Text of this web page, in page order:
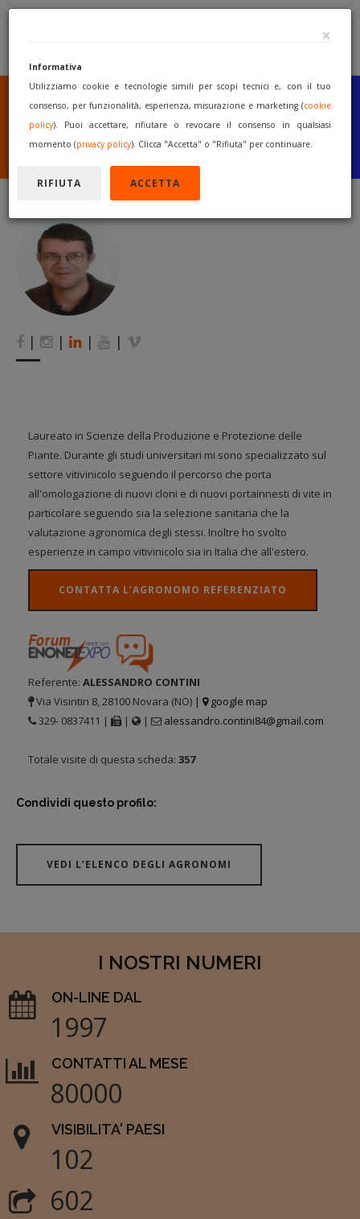
SEI UN COSTRUTTORE
O UN RIVENDITORE?
PUBBLICA GRATUITAMENTE
I TUOI MACCHINARI
INIZIA A VENDERE
| | | |
Laureato in Scienze della Produzione e Protezione delle
Piante. Durante gli studi universitari mi sono specializzato sul
settore vitivinicolo seguendo il percorso che porta
all'omologazione di nuovi cloni e di nuovi portainnesti di vite in
particolare seguendo sia la selezione sanitaria che la
valutazione agronomica degli stessi. Inoltre ho svolto
esperienze in campo vitivinicolo sia in Italia che all'estero.
CONTATTA L’AGRONOMO REFERENZIATO
Referente: ALESSANDRO CONTINI
Via Visintin 8, 28100 Novara (NO) |
google map
329- 0837411 |
| | alessandro.contini84@gmail.com
Totale visite di questa scheda: 357
Condividi questo profilo:
VEDI L’ELENCO DEGLI AGRONOMI
×
Informativa
Utilizziamo cookie e tecnologie simili per scopi tecnici e, con il tuo
consenso, per funzionalità, esperienza, misurazione e marketing (cookie
policy). Puoi accettare, rifiutare o revocare il consenso in qualsiasi
momento (privacy policy). Clicca "Accetta" o "Rifiuta" per continuare.
RIFIUTA ACCETTA
I NOSTRI NUMERI
ON-LINE DAL
1997
CONTATTI AL MESE
80000
VISIBILITA' PAESI
102
602